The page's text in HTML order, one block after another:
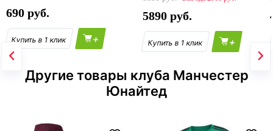
690
+
5890
+
Другие товары клуба Манчестер
Юнайтед